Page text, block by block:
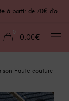
partir de 70€
0
0.00€
Haute couture